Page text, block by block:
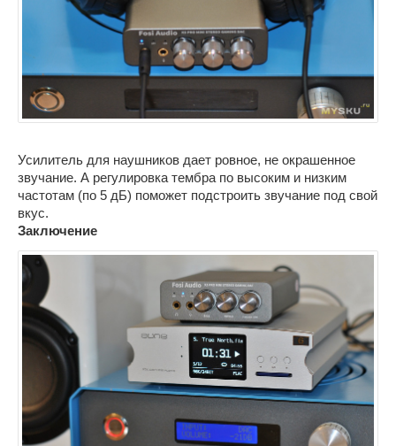
Усилитель для наушников дает ровное, не окрашенное
звучание. А регулировка тембра по высоким и низким
частотам (по 5 дБ) поможет подстроить звучание под свой
вкус.
Заключение